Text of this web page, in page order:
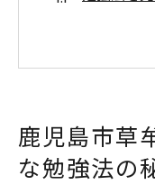
成功する
潜在能力
塾を活用した
鹿児島市草
な勉強法の